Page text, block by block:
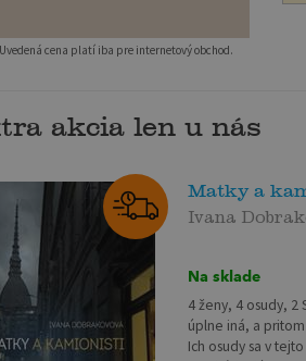
Uvedená cena platí iba pre internetový obchod.
akcia len u nás
Matky a
Ivana
Na sklade
4 ženy, 4 osudy, 2
úplne iná, a
Ich osudy sa v